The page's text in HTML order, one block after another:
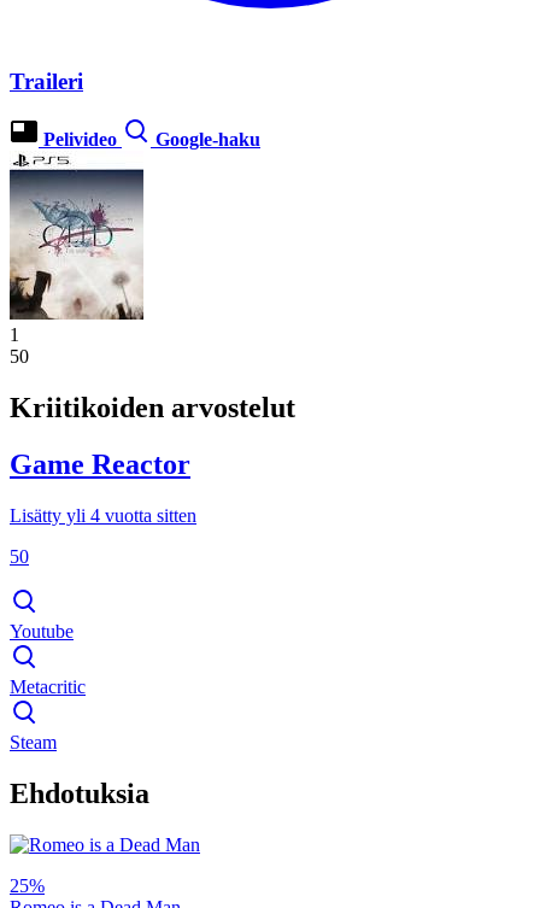
Traileri
Pelivideo Google-haku
1
50
Kriitikoiden arvostelut
Game Reactor
Lisätty yli 4 vuotta sitten
50
Youtube
Metacritic
Steam
Ehdotuksia
25%